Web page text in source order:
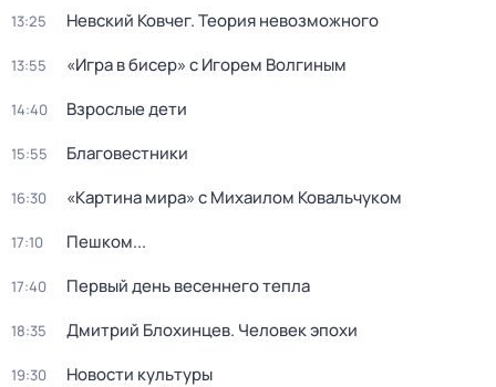
13:25 Невский Ковчег. Теория невозможного
13:55 «Игра в бисер» с Игорем Волгиным
14:40 Взрослые дети
15:55 Благовестники
16:30 «Картина мира» с Михаилом Ковальчуком
17:10 Пешком...
17:40 Первый день весеннего тепла
18:35 Дмитрий Блохинцев. Человек эпохи
19:30 Новости культуры